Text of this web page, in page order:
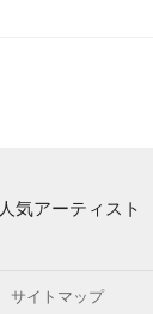
人気アーティスト
ヨルシカ
サイトマップ